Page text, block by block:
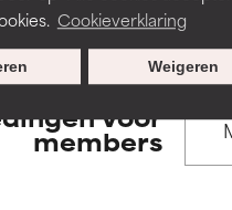
Cookieverklaring
Weigeren
als het gecombineerd
Kan in sommige gevallen
meer kwaad dan goed doet.
als het gecombineerd
Kan in sommige gevallen
meer kwaad dan goed doet.
voor
members